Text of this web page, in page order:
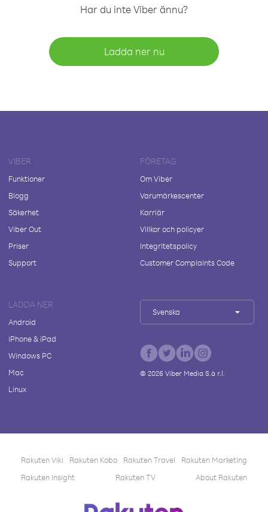
Har du inte Viber ännu?
Ladda ner nu
VIBER
Funktioner
Blogg
Säkerhet
Viber Out
Priser
Support
FÖRETAG
Om Viber
Varumärkescenter
Karriär
Villkor och policyer
Integritetspolicy
Customer Complaints Code
LADDA NER
Android
iPhone & iPad
Windows PC
Mac
Linux
Svenska
© 2026Viber Media S.à r.l.
Rakuten Viki Rakuten Kobo Rakuten Travel
Rakuten Marketing
Rakuten Insight
Rakuten TV About Rakuten